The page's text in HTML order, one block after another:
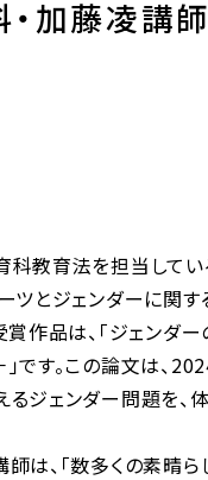
加藤凌講
教育法を担当してい
ツとジェンダーに関
賞作品は、「ジェン
です。この論文は
ジェンダー問題を、
は、「数多くの素晴